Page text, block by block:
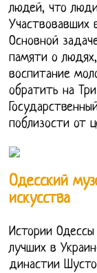
людей, что
Участвовавших
Основной
памяти о
воспитание
обратить на
поблизости от
Одесский
искусства
Истории
лучших в
династии